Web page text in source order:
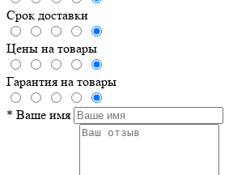
Срок доставки
Цены на товары
Гарантия на товары
* Ваше имя